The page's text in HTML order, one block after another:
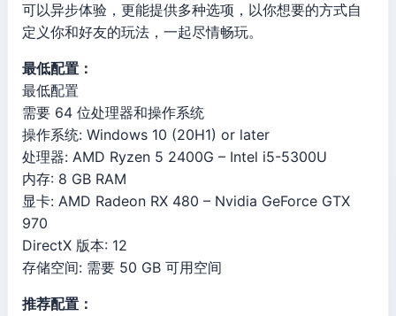
可以异步体验，更能提供多种选项，以你想要的方式自
定义你和好友的玩法，一起尽情畅玩。
最低配置：
最低配置
需要 64 位处理器和操作系统
操作系统: Windows 10 (20H1) or later
处理器: AMD Ryzen 5 2400G – Intel i5-5300U
内存: 8 GB RAM
显卡: AMD Radeon RX 480 – Nvidia GeForce GTX
970
DirectX 版本: 12
存储空间: 需要 50 GB 可用空间
推荐配置：